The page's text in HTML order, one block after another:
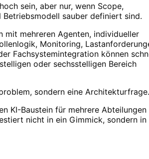
sein, aber nur, wenn Scope,
Betriebsmodell sauber definiert sind.
mit mehreren Agenten, individueller
Monitoring,
Fachsystemintegration können
oder sechsstelligen Bereich
sondern eine Architekturfrage.
KI-Baustein für mehrere Abteilungen
nicht in ein Gimmick, sondern in